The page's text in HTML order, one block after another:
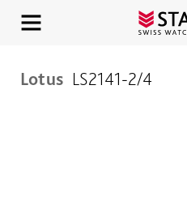
Lotus LS2141-2/4